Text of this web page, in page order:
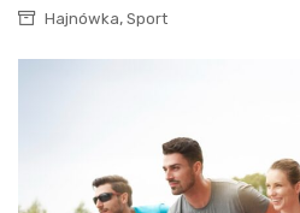
Hajnówka, Sport